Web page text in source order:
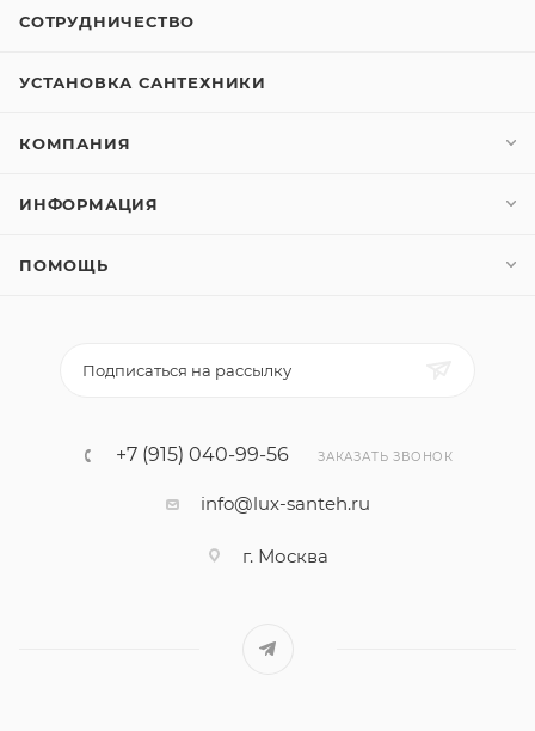
СОТРУДНИЧЕСТВО
УСТАНОВКА САНТЕХНИКИ
КОМПАНИЯ
ИНФОРМАЦИЯ
ПОМОЩЬ
Подписаться на рассылку
+7 (915) 040-99-56 ЗАКАЗАТЬ ЗВОНОК
info@lux-santeh.ru
г. Москва